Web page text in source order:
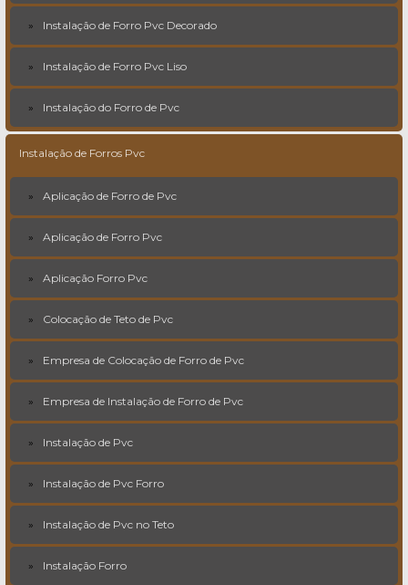
Instalação de Forro Pvc Decorado
Instalação de Forro Pvc Liso
Instalação do Forro de Pvc
Instalação de Forros Pvc
Aplicação de Forro de Pvc
Aplicação de Forro Pvc
Aplicação Forro Pvc
Colocação de Teto de Pvc
Empresa de Colocação de Forro de Pvc
Empresa de Instalação de Forro de Pvc
Instalação de Pvc
Instalação de Pvc Forro
Instalação de Pvc no Teto
Instalação Forro